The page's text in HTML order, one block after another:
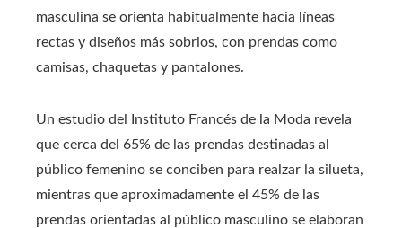
masculina se orienta habitualmente hacia líneas
rectas y diseños más sobrios, con prendas como
camisas, chaquetas y pantalones.
Un estudio del Instituto Francés de la Moda revela
que cerca del 65% de las prendas destinadas al
público femenino se conciben para realzar la silueta,
mientras que aproximadamente el 45% de las
prendas orientadas al público masculino se elaboran